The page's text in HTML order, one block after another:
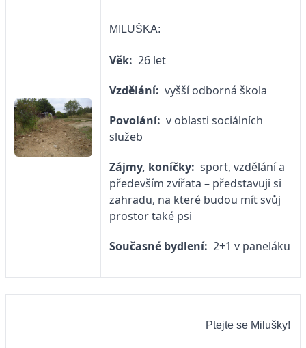
MILUŠKA:
Věk: 26 let
Vzdělání: vyšší odborná škola
Povolání: v oblasti sociálních
služeb
Zájmy, koníčky: sport, vzdělání a
především zvířata – představuji si
zahradu, na které budou mít svůj
prostor také psi
Současné bydlení: 2+1 v paneláku
Ptejte se Milušky!